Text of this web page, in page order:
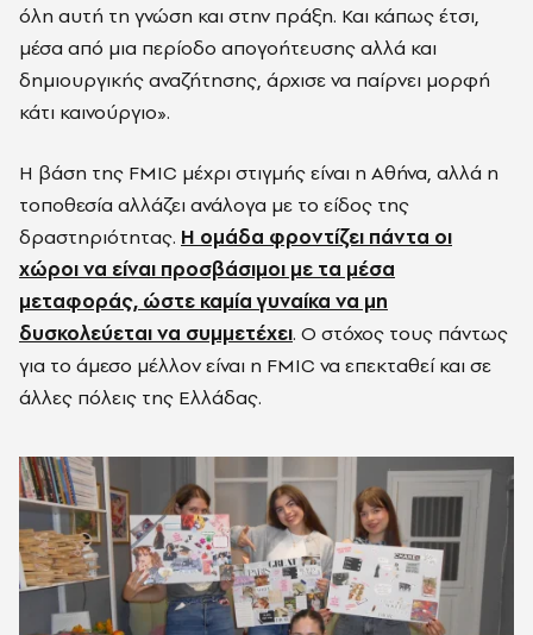
όλη αυτή τη γνώση και στην πράξη. Και κάπως έτσι,
μέσα από μια περίοδο απογοήτευσης αλλά και
δημιουργικής αναζήτησης, άρχισε να παίρνει μορφή
κάτι καινούργιο».
Η βάση της FMIC μέχρι στιγμής είναι η Αθήνα, αλλά η
τοποθεσία αλλάζει ανάλογα με το είδος της
δραστηριότητας. Η ομάδα φροντίζει πάντα οι
χώροι να είναι προσβάσιμοι με τα μέσα
μεταφοράς, ώστε καμία γυναίκα να μη
δυσκολεύεται να συμμετέχει. Ο στόχος τους πάντως
για το άμεσο μέλλον είναι η FMIC να επεκταθεί και σε
άλλες πόλεις της Ελλάδας.